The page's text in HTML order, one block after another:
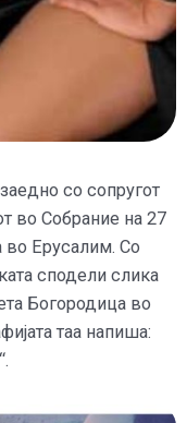
со сопругот
во Собрание на 27
во Ерусалим. Со
сподели слика
Богородица во
таа напиша: